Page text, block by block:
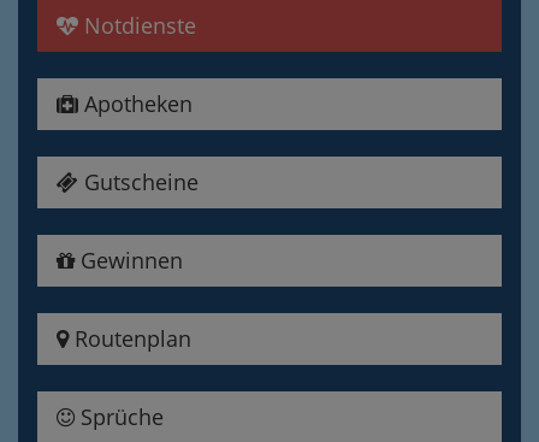
Notdienste
Apotheken
Gutscheine
Gewinnen
Routenplan
Sprüche